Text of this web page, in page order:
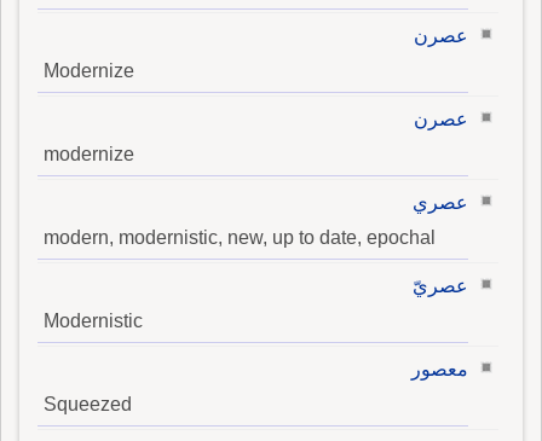
عصرن
Modernize
عصرن
modernize
عصري
modern, modernistic, new, up to date, epochal
عصريّ
Modernistic
معصور
Squeezed